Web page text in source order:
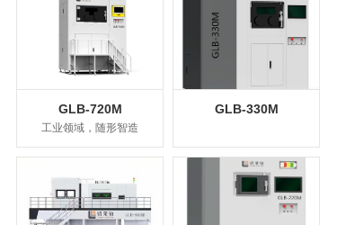
GLB-720M
工业领域，随形智造
GLB-330M